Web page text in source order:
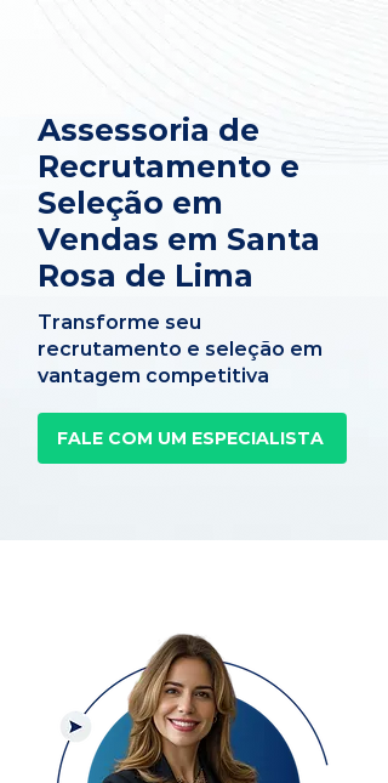
Assessoria de
Recrutamento e
Seleção em
Vendas em Santa
Rosa de Lima
Transforme seu
recrutamento e seleção em
vantagem competitiva
FALE COM UM ESPECIALISTA